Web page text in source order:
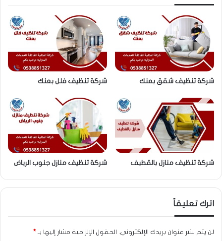
شركة تنظيف شقق بعنك شركة تنظيف فلل بعنك
شركة تنظيف منازل بالقطيف شركة تنظيف منازل جنوب الرياض
اترك تعليقاً
لن يتم نشر عنوان بريدك الإلكتروني. الحقول الإلزامية مشار إليها بـ *